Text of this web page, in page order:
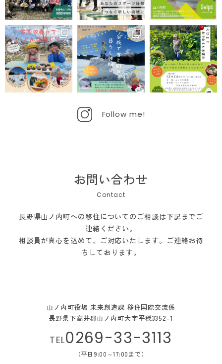
Follow me!
お問い合わせ
長野県山ノ内町への移住についてのご相談は下記までご
連絡ください。
相談員が真心を込めて、ご対応いたします。ご連絡お待
ちしております。
山ノ内町役場 未来創造課 移住国際交流係
長野県下高井郡山ノ内町大字平穏3352-1
TEL0269-33-3113
（平日9:00～17:00まで）